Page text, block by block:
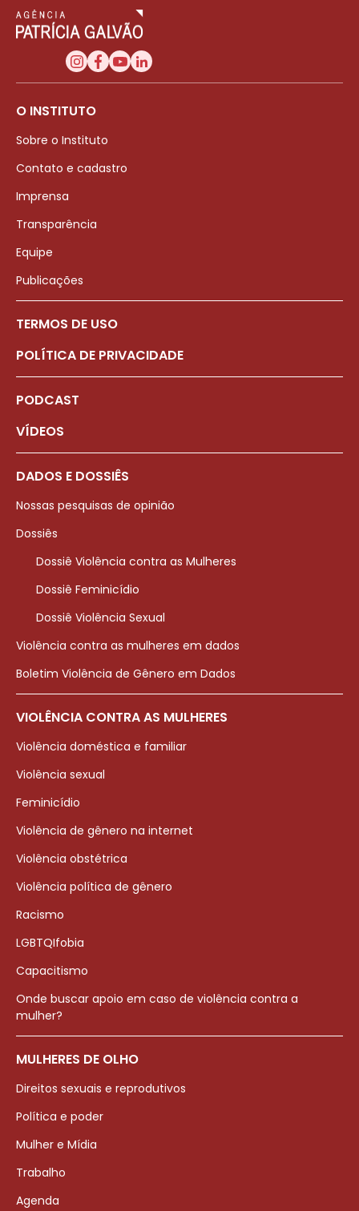
O INSTITUTO
Sobre o Instituto
Contato e cadastro
Imprensa
Transparência
Equipe
Publicações
TERMOS DE USO
POLÍTICA DE PRIVACIDADE
PODCAST
VÍDEOS
DADOS E DOSSIÊS
Nossas pesquisas de opinião
Dossiês
Dossiê Violência contra as Mulheres
Dossiê Feminicídio
Dossiê Violência Sexual
Violência contra as mulheres em dados
Boletim Violência de Gênero em Dados
VIOLÊNCIA CONTRA AS MULHERES
Violência doméstica e familiar
Violência sexual
Feminicídio
Violência de gênero na internet
Violência obstétrica
Violência política de gênero
Racismo
LGBTQIfobia
Capacitismo
Onde buscar apoio em caso de violência contra a
mulher?
MULHERES DE OLHO
Direitos sexuais e reprodutivos
Política e poder
Mulher e Mídia
Trabalho
Agenda